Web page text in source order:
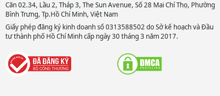
Căn 02.34, Lầu 2, Tháp 3, The Sun Avenue, Số 28 Mai Chí Thọ, Phường
Bình Trưng, Tp.Hồ Chí Minh, Việt Nam
Giấy phép đăng ký kinh doanh số 0313588502 do Sở kế hoạch và Đầu
tư thành phố Hồ Chí Minh cấp ngày 30 tháng 3 năm 2017.